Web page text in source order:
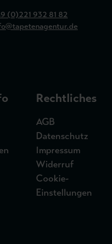
(0)221 932 81 82
Rechtliches
AGB
Datenschutz
Impressum
Widerruf
Cookie-
Einstellungen